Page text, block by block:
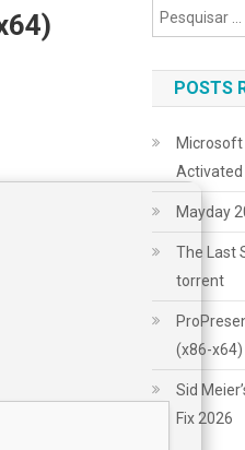
POSTS
Microsoft
Activated
Mayday
The Last
torrent
(x86-x64)
Sid
Fix 2026